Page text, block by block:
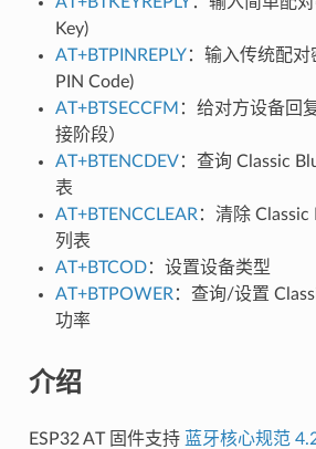
Key)
AT+BTPINREPLY：输入传统配对
PIN Code)
AT+BTSECCFM ：给对方设备回
接阶段）
AT+BTENCDEV：查询 Classic
表
AT+BTENCCLEAR ：清除
列表
AT+BTCOD：设置设备类型
AT+BTPOWER ：查询/设置
功率
介绍
ESP32 AT 固件支持 蓝牙核心规范